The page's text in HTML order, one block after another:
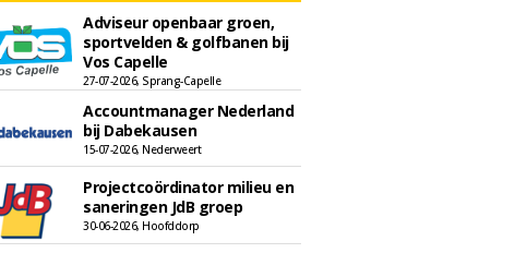
Adviseur openbaar groen,
sportvelden & golfbanen bij
Vos Capelle
27-07-2026, Sprang-Capelle
Accountmanager Nederland
bij Dabekausen
15-07-2026, Nederweert
Projectcoördinator milieu en
saneringen JdB groep
30-06-2026, Hoofddorp